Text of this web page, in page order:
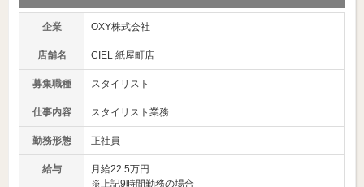
企業 OXY株式会社
店舗名 CIEL 紙屋町店
募集職種 スタイリスト
仕事内容 スタイリスト業務
勤務形態 正社員
給与
月給22.5万円
※上記9時間勤務の場合